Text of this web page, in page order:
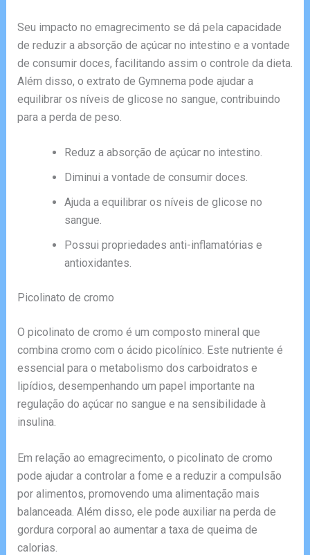
Seu impacto no emagrecimento se dá pela capacidade
de reduzir a absorção de açúcar no intestino e a vontade
de consumir doces, facilitando assim o controle da dieta.
Além disso, o extrato de Gymnema pode ajudar a
equilibrar os níveis de glicose no sangue, contribuindo
para a perda de peso.
Reduz a absorção de açúcar no intestino.
Diminui a vontade de consumir doces.
Ajuda a equilibrar os níveis de glicose no
sangue.
Possui propriedades anti-inflamatórias e
antioxidantes.
Picolinato de cromo
O picolinato de cromo é um composto mineral que
combina cromo com o ácido picolínico. Este nutriente é
essencial para o metabolismo dos carboidratos e
lipídios, desempenhando um papel importante na
regulação do açúcar no sangue e na sensibilidade à
insulina.
Em relação ao emagrecimento, o picolinato de cromo
pode ajudar a controlar a fome e a reduzir a compulsão
por alimentos, promovendo uma alimentação mais
balanceada. Além disso, ele pode auxiliar na perda de
gordura corporal ao aumentar a taxa de queima de
calorias.